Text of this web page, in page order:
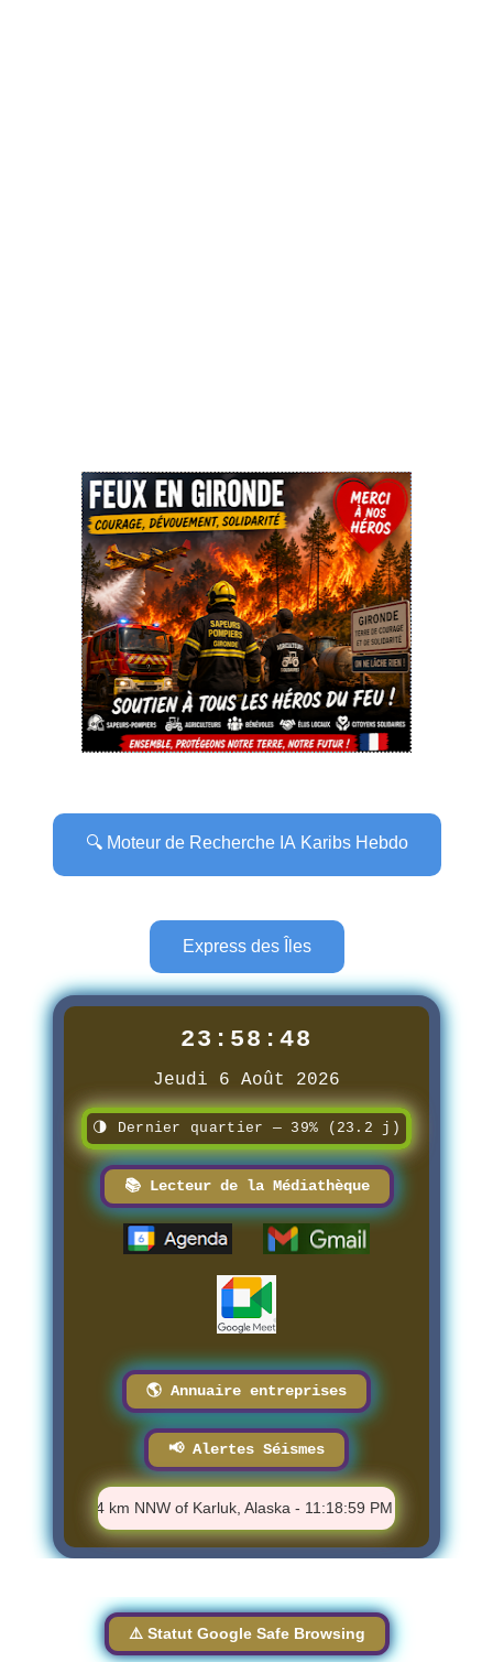
🔍 Moteur de Recherche IA Karibs Hebdo
Express des Îles
23:58:49
Jeudi 6 Août 2026
🌗 Dernier quartier — 39% (23.2 j)
📚 Lecteur de la Médiathèque
🌎 Annuaire entreprises
📢 Alertes Séismes
M 1.3 - 84 km NNW of Karluk, Alaska - 11:18:59 PM
⚠️ Statut Google Safe Browsing